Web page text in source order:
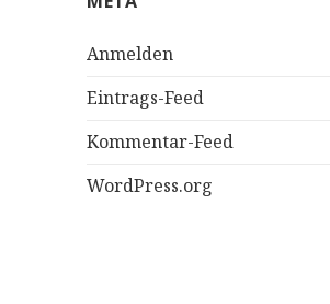
Anmelden
Eintrags-Feed
Kommentar-Feed
WordPress.org